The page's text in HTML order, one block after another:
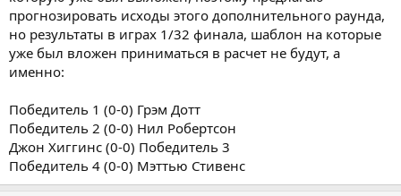
прогнозировать исходы этого дополнительного раунда,
но результаты в играх 1/32 финала, шаблон на которые
уже был вложен приниматься в расчет не будут, а
именно:
Победитель 1 (0-0) Грэм Дотт
Победитель 2 (0-0) Нил Робертсон
Джон Хиггинс (0-0) Победитель 3
Победитель 4 (0-0) Мэттью Стивенс